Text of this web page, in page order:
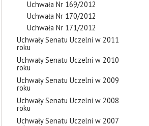
Uchwała Nr 169/2012
Uchwała Nr 170/2012
Uchwała Nr 171/2012
Uchwały Senatu Uczelni w 2011
roku
Uchwały Senatu Uczelni w 2010
roku
Uchwały Senatu Uczelni w 2009
roku
Uchwały Senatu Uczelni w 2008
roku
Uchwały Senatu Uczelni w 2007